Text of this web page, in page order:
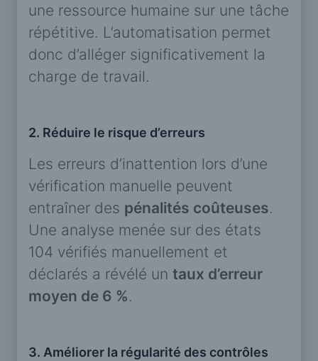
une ressource humaine sur une tâche
répétitive. L’automatisation permet
donc d’alléger significativement la
charge de travail.
2. Réduire le risque d’erreurs
Les erreurs d’inattention lors d’une
vérification manuelle peuvent
entraîner des pénalités coûteuses.
Une analyse menée sur des états
104 vérifiés manuellement et
déclarés a révélé un taux d’erreur
moyen de 6 %.
3. Améliorer la régularité des contrôles